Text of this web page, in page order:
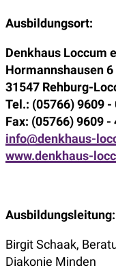
Ausbildungsort:
Denkhaus Loccum
Hormannshausen 6
31547 Rehburg-
Tel.: (05766) 9609 -
Fax: (05766) 9609 -
info@denkhaus-
www.denkhaus-
Ausbildungsleitung:
Birgit Schaak,
Diakonie Minden